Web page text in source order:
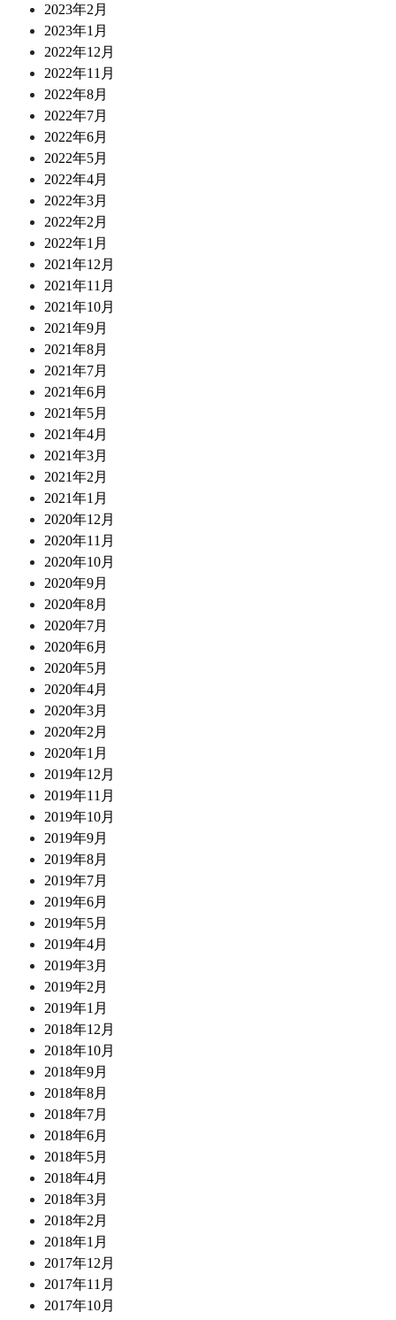
2023年2月
2023年1月
2022年12月
2022年11月
2022年8月
2022年7月
2022年6月
2022年5月
2022年4月
2022年3月
2022年2月
2022年1月
2021年12月
2021年11月
2021年10月
2021年9月
2021年8月
2021年7月
2021年6月
2021年5月
2021年4月
2021年3月
2021年2月
2021年1月
2020年12月
2020年11月
2020年10月
2020年9月
2020年8月
2020年7月
2020年6月
2020年5月
2020年4月
2020年3月
2020年2月
2020年1月
2019年12月
2019年11月
2019年10月
2019年9月
2019年8月
2019年7月
2019年6月
2019年5月
2019年4月
2019年3月
2019年2月
2019年1月
2018年12月
2018年10月
2018年9月
2018年8月
2018年7月
2018年6月
2018年5月
2018年4月
2018年3月
2018年2月
2018年1月
2017年12月
2017年11月
2017年10月